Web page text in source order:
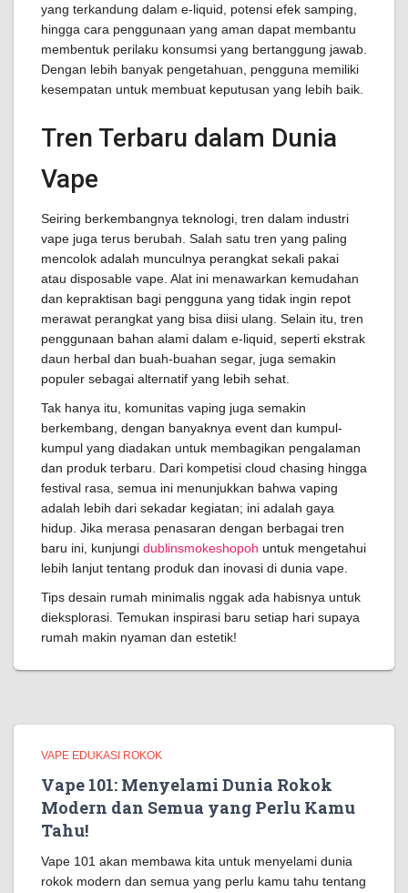
yang terkandung dalam e-liquid, potensi efek samping,
hingga cara penggunaan yang aman dapat membantu
membentuk perilaku konsumsi yang bertanggung jawab.
Dengan lebih banyak pengetahuan, pengguna memiliki
kesempatan untuk membuat keputusan yang lebih baik.
Tren Terbaru dalam Dunia
Vape
Seiring berkembangnya teknologi, tren dalam industri
vape juga terus berubah. Salah satu tren yang paling
mencolok adalah munculnya perangkat sekali pakai
atau disposable vape. Alat ini menawarkan kemudahan
dan kepraktisan bagi pengguna yang tidak ingin repot
merawat perangkat yang bisa diisi ulang. Selain itu, tren
penggunaan bahan alami dalam e-liquid, seperti ekstrak
daun herbal dan buah-buahan segar, juga semakin
populer sebagai alternatif yang lebih sehat.
Tak hanya itu, komunitas vaping juga semakin
berkembang, dengan banyaknya event dan kumpul-
kumpul yang diadakan untuk membagikan pengalaman
dan produk terbaru. Dari kompetisi cloud chasing hingga
festival rasa, semua ini menunjukkan bahwa vaping
adalah lebih dari sekadar kegiatan; ini adalah gaya
hidup. Jika merasa penasaran dengan berbagai tren
baru ini, kunjungi dublinsmokeshopoh untuk mengetahui
lebih lanjut tentang produk dan inovasi di dunia vape.
Tips desain rumah minimalis nggak ada habisnya untuk
dieksplorasi. Temukan inspirasi baru setiap hari supaya
rumah makin nyaman dan estetik!
VAPE EDUKASI ROKOK
Vape 101: Menyelami Dunia Rokok
Modern dan Semua yang Perlu Kamu
Tahu!
Vape 101 akan membawa kita untuk menyelami dunia
rokok modern dan semua yang perlu kamu tahu tentang